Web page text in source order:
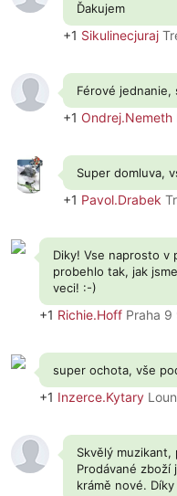
Ďakujem
+1 Sikulinecjuraj
Férové
+1 Ondrej.Nemeth
Super domluva,
+1 Pavol.Drabek
Diky! Vse naprosto v
probehlo tak, jak
veci! :-)
+1 Richie.Hoff Praha 9
super ochota, vše
+1 Inzerce.Kytary
Skvělý
Prodávané
krámě nové.